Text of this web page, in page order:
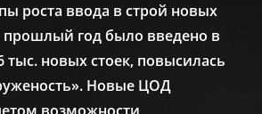
роста ввода в строй новых
прошлый год было введено в
тыс. новых стоек, повысилась
Новые ЦОД